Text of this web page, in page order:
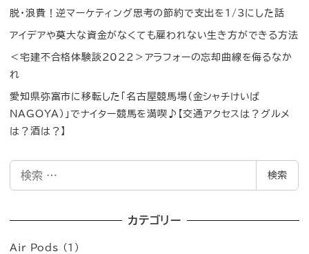
脱・浪費！逆マーケティング思考の節約で支出を1/3にした話
アイデアや莫大な資金がなくても雇われない生き方ができる方法
＜宅建不合格体験談2022＞アラフォーの忘却曲線を侮るなか
れ
愛知県弥富市に移転した「名古屋競馬場（金シャチけいば
NAGOYA）」でナイター競馬を満喫♪【交通アクセスは？グルメ
は？酒は？】
検索
カテゴリー
Air Pods (1)